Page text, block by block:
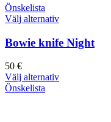
Önskelista
Välj alternativ
Bowie knife Night
50 €
Välj alternativ
Önskelista